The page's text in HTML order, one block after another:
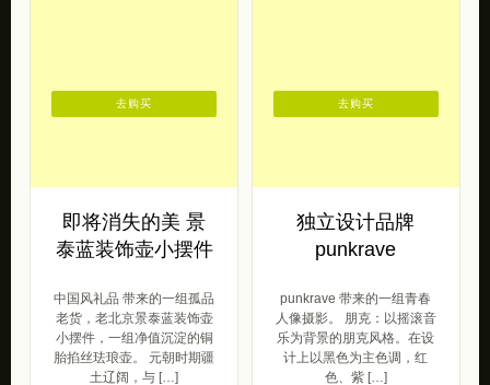
即将消失的美 景
泰蓝装饰壶小摆件
中国风礼品 带来的一组孤品
老货，老北京景泰蓝装饰壶
小摆件，一组净值沉淀的铜
胎掐丝珐琅壶。 元朝时期疆
土辽阔，与 […]
去购买
独立设计品牌
punkrave
punkrave 带来的一组青春
人像摄影。 朋克：以摇滚音
乐为背景的朋克风格。在设
计上以黑色为主色调，红
色、紫 […]
去购买